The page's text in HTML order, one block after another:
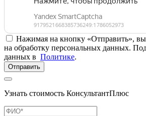
Нажимая на кнопку «Отправить», вы
на обработку персональных данных.
данных в Политике.
Отправить
Узнать стоимость КонсультантПлюс